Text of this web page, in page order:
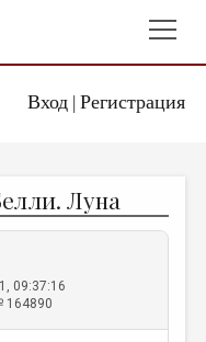
Вход| Регистрация
Луна
09:37:16
164890